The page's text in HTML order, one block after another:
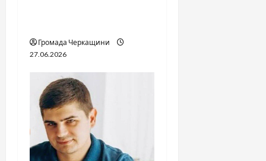
Громада Черкащини
27.06.2026